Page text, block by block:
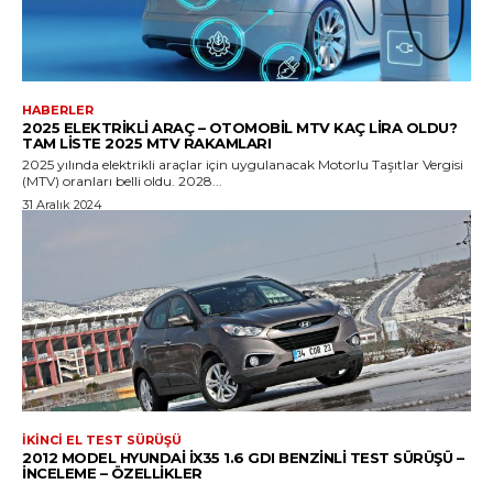
HABERLER
2025 ELEKTRIKLI ARAÇ – OTOMOBIL MTV KAÇ LIRA OLDU?
TAM LISTE 2025 MTV RAKAMLARI
2025 yılında elektrikli araçlar için uygulanacak Motorlu Taşıtlar Vergisi
(MTV) oranları belli oldu. 2028...
31 Aralık 2024
İKINCI EL TEST SÜRÜŞÜ
2012 MODEL HYUNDAI IX35 1.6 GDI BENZINLI TEST SÜRÜŞÜ –
İNCELEME – ÖZELLIKLER